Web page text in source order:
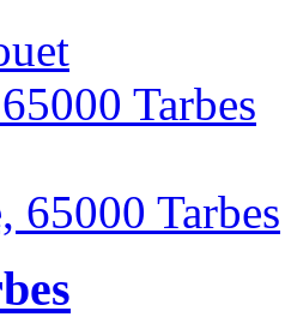
Tarbes
65000 Tarbes